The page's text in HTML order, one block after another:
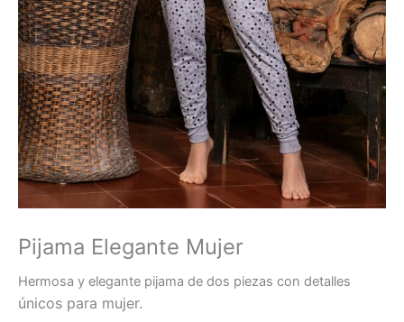
Pijama Elegante Mujer
Hermosa y elegante pijama de dos piezas con detalles
únicos para mujer.